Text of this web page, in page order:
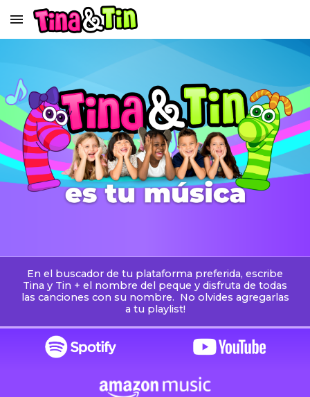
Skip to main content
En el buscador de tu plataforma preferida, escribe
Tina y Tin + el nombre del peque y disfruta de todas
las canciones con su nombre. No olvides agregarlas
a tu playlist!